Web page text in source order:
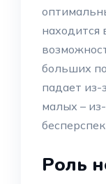
находится
больших
падает из-
малых –
Роль